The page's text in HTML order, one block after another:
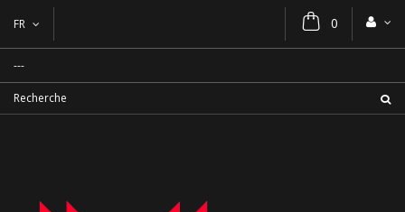
FR 0